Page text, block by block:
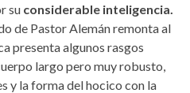
su considerable inteligencia.
de Pastor Alemán remonta al
presenta algunos rasgos
largo pero muy robusto,
y la forma del hocico con la